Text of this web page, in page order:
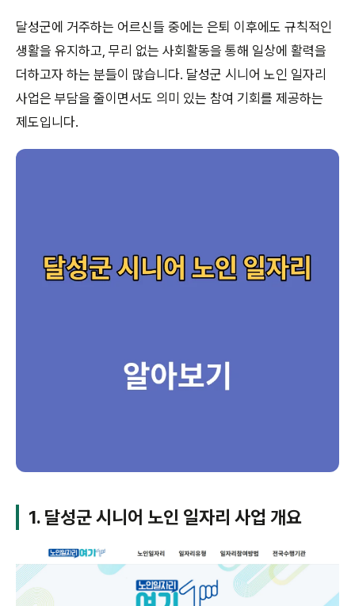
달성군에 거주하는 어르신들 중에는 은퇴 이후에도 규칙적인
생활을 유지하고, 무리 없는 사회활동을 통해 일상에 활력을
더하고자 하는 분들이 많습니다. 달성군 시니어 노인 일자리
사업은 부담을 줄이면서도 의미 있는 참여 기회를 제공하는
제도입니다.
1. 달성군 시니어 노인 일자리 사업 개요